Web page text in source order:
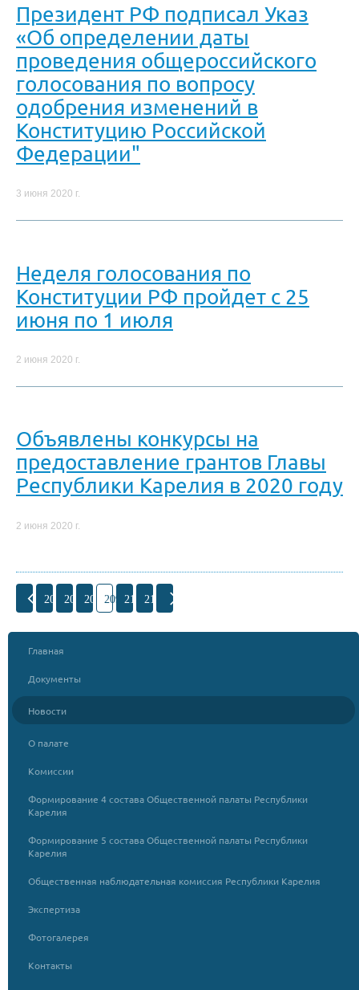
Президент РФ подписал Указ
«Об определении даты
проведения общероссийского
голосования по вопросу
одобрения изменений в
Конституцию Российской
Федерации"
3 июня 2020 г.
Неделя голосования по
Конституции РФ пройдет с 25
июня по 1 июля
2 июня 2020 г.
Объявлены конкурсы на
предоставление грантов Главы
Республики Карелия в 2020 году
2 июня 2020 г.
206 207 208 209 210 211
Главная
Документы
Новости
О палате
Комиссии
Формирование 4 состава Общественной палаты Республики
Карелия
Формирование 5 состава Общественной палаты Республики
Карелия
Общественная наблюдательная комиссия Республики Карелия
Экспертиза
Фотогалерея
Контакты